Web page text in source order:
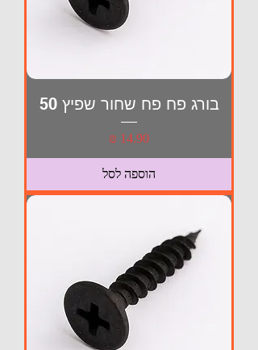
בורג פח פח שחור שפיץ 50
מחיר
הוספה לסל